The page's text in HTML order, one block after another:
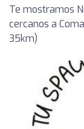
Te mostramos
cercanos a
35km)